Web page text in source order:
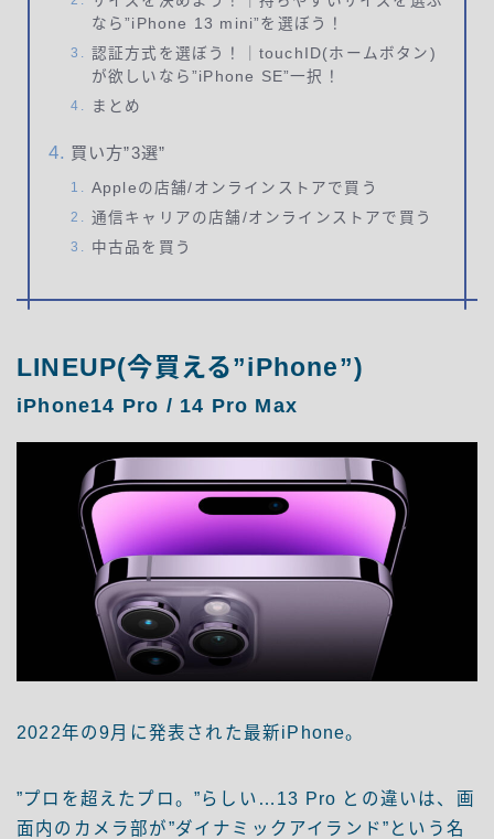
なら”iPhone 13 mini”を選ぼう！
認証方式を選ぼう！｜touchID(ホームボタン)
が欲しいなら”iPhone SE”一択！
まとめ
買い方”3選”
Appleの店舗/オンラインストアで買う
通信キャリアの店舗/オンラインストアで買う
中古品を買う
LINEUP(今買える”iPhone”)
iPhone14 Pro / 14 Pro Max
2022年の9月に発表された最新iPhone。
”プロを超えたプロ。”らしい…13 Pro との違いは、画
面内のカメラ部が”ダイナミックアイランド”という名